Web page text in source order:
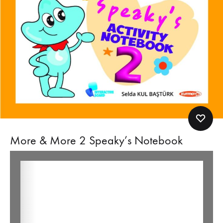
More & More 2 Speaky’s Notebook